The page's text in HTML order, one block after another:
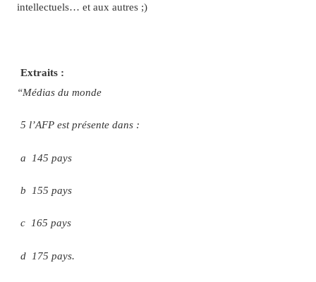
intellectuels… et aux autres ;)
Extraits :
“Médias du monde
5 l’AFP est présente dans :
a 145 pays
b 155 pays
c 165 pays
d 175 pays.